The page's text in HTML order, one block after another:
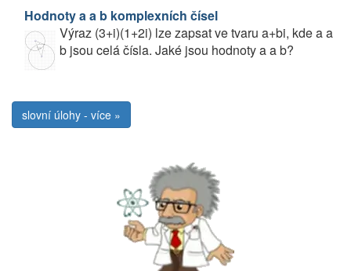
Hodnoty a a b komplexních čísel
Výraz (3+i)(1+2i) lze zapsat ve tvaru a+bi, kde a a
b jsou celá čísla. Jaké jsou hodnoty a a b?
slovní úlohy - více »